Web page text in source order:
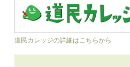
道民カレッジの詳細はこちらから